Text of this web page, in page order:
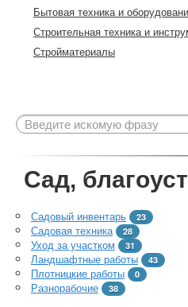
Бытовая техника и
Строительная техника и
Стройматериалы
Сад,
Садовый инвентарь 23
Садовая техника 28
Уход за участком 31
Ландшафтные работы 43
Плотницкие работы 0
Разнорабочие 38